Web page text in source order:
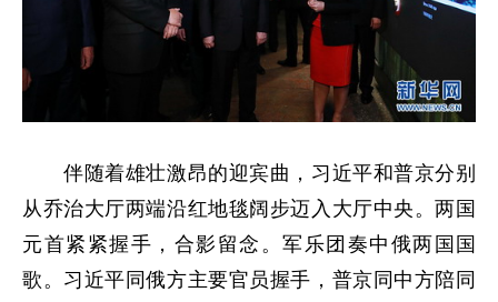
伴随着雄壮激昂的迎宾曲，习近平和普京分别
从乔治大厅两端沿红地毯阔步迈入大厅中央。两国
元首紧紧握手，合影留念。军乐团奏中俄两国国
歌。习近平同俄方主要官员握手，普京同中方陪同